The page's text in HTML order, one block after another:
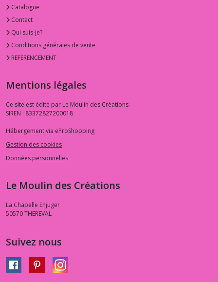
Catalogue
Contact
Qui suis-je?
Conditions générales de vente
REFERENCEMENT
Mentions légales
Ce site est édité par Le Moulin des Créations.
SIREN : 83372827200018
Hébergement via eProShopping
Gestion des cookies
Données personnelles
Le Moulin des Créations
La Chapelle Enjuger
50570THEREVAL
Suivez nous